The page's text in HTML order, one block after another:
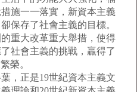
施一一落實，新資本主義
保存了社會主義的目標。
重大改革重大舉措，使得
社會主義的挑戰，贏得了
榮。
，正是19世紀資本主義文